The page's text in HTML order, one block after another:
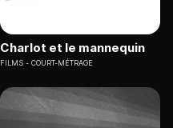
Charlot et le mannequin
FILMS COURT-MÉTRAGE